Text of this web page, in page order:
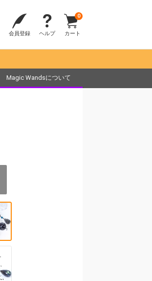
会員登録 ヘルプ カート
0
Magic Wandsについて